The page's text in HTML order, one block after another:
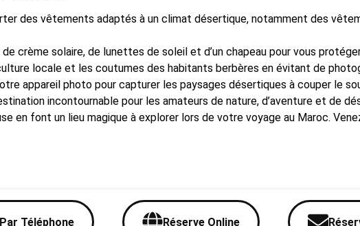
des vêtements adaptés à un climat désertique, notamment des
crème solaire, de lunettes de soleil et d’un chapeau pour vous
locale et les coutumes des habitants berbères en évitant de
appareil photo pour capturer les paysages désertiques à couper le
incontournable pour les amateurs de nature, d’aventure et de
en font un lieu magique à explorer lors de votre voyage au Maroc.
Téléphone Réserve Online